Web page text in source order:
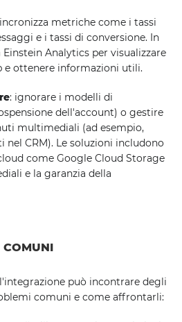
metriche come i tassi
e i tassi di conversione. In
Einstein Analytics per visualizzare
e ottenere informazioni utili.
: ignorare i modelli di
dell'account) o gestire
multimediali (ad esempio,
CRM). Le soluzioni includono
come Google Cloud Storage
e la garanzia della
COMUNI
può incontrare degli
comuni e come affrontarli: